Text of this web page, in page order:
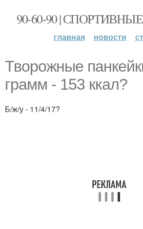
90-60-90 |
главная новости
Творожные
грамм - 153 ккал?
Б/ж/у - 11/4/17?